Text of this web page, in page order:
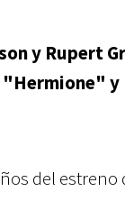
y Rupert
"Hermione"
del estreno